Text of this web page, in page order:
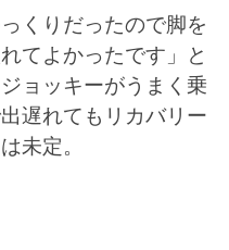
くりだったので脚を
てよかったです」と
ョッキーがうまく乗
遅れてもリカバリー
未定。